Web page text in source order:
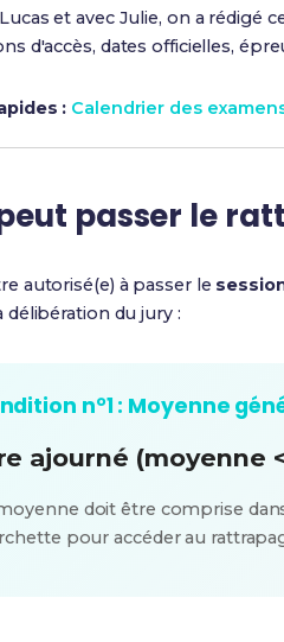
et avec Julie, on a
d'accès, dates officielles,
: Calendrier des
passer le
autorisé(e) à passer le
délibération du jury :
n°1 : Moyenne
ajourné (moyenne
doit être comprise
pour accéder au